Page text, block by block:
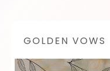
GOLDEN VOWS